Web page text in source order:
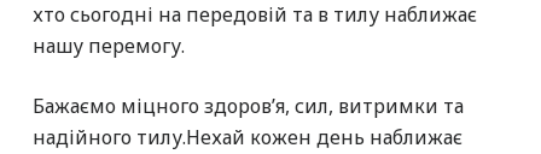
хто сьогодні на передовій та в тилу наближає
нашу перемогу.
Бажаємо міцного здоров’я, сил, витримки та
надійного тилу.Нехай кожен день наближає